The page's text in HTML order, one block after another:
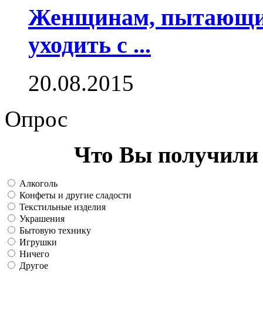
Женщинам,
уходить с ...
20.08.2015
Опрос
Что Вы получили
Алкоголь
Конфеты и другие сладости
Текстильные изделия
Украшения
Бытовую технику
Игрушки
Ничего
Другое